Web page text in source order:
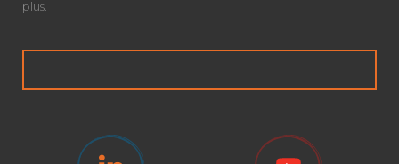
plus